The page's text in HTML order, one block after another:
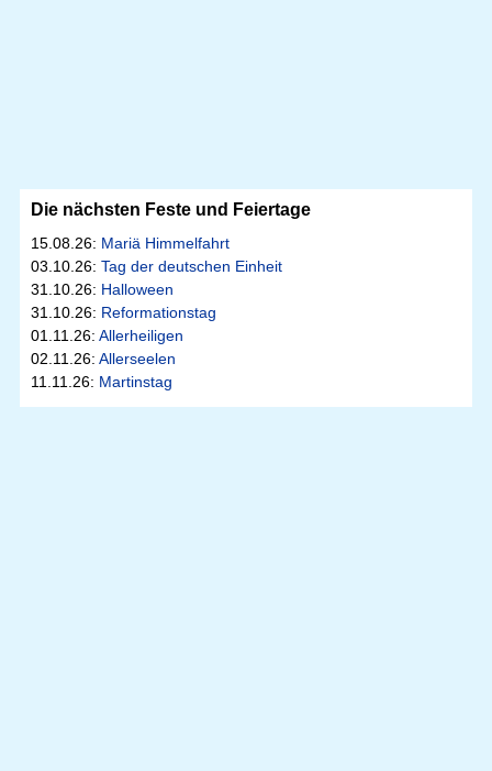
Die nächsten Feste und Feiertage
15.08.26: Mariä Himmelfahrt
03.10.26: Tag der deutschen Einheit
31.10.26: Halloween
31.10.26: Reformationstag
01.11.26: Allerheiligen
02.11.26: Allerseelen
11.11.26: Martinstag